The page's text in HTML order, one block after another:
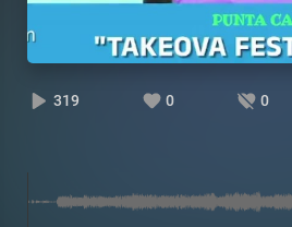
319 0 0